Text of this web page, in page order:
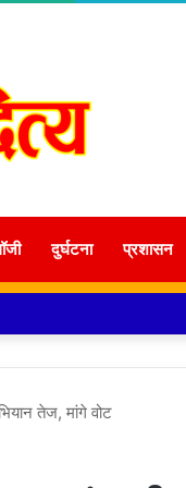
दुर्घटना प्रशासन
तेज, मांगे वोट